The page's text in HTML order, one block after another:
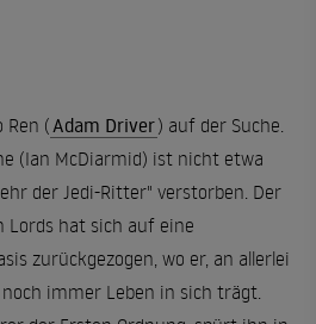
Ren ( Adam Driver) auf der Suche.
(Ian McDiarmid) ist nicht etwa
der Jedi-Ritter" verstorben. Der
Lords hat sich auf eine
zurückgezogen, wo er, an allerlei
immer Leben in sich trägt.